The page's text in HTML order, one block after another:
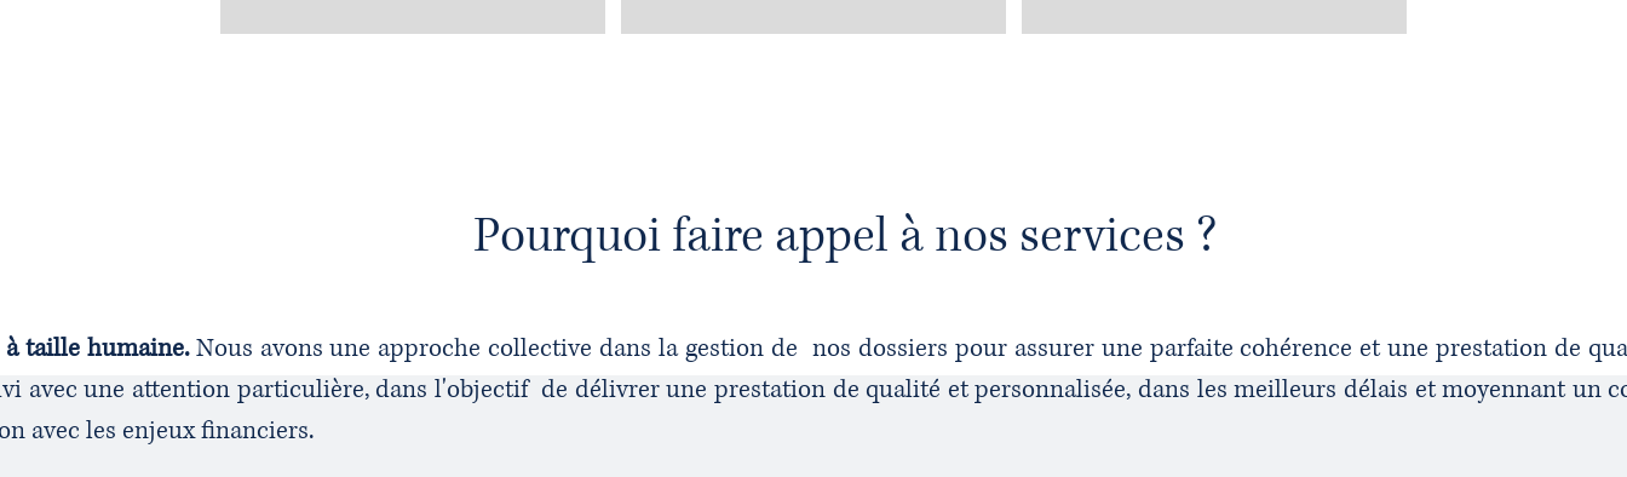
Pourquoi faire appel à nos services ?
taille humaine.Nous avons une approche collective dans la gestion de nos dossiers pour assurer une parfaite cohérence et une prestation de
avec une attention particulière, dans l'objectif de délivrer une prestation de qualité et personnalisée, dans les meilleurs délais et moyennant un
avec les enjeux financiers.